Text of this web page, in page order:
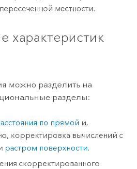
местности.
характеристик
можно разделить на
разделы:
по прямой и,
корректировка вычислений с
растром поверхности.
скорректированного